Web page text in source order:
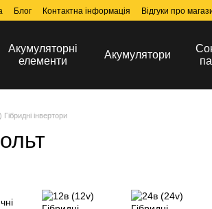
Блог Контактна інформація Відгуки про
Акумуляторні
елементи
Акумулятори
інвертори